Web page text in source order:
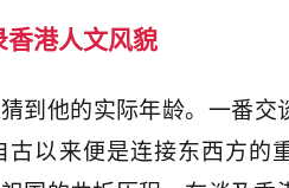
香港人文风貌
到他的实际年龄。一番交
以来便是连接东西方的